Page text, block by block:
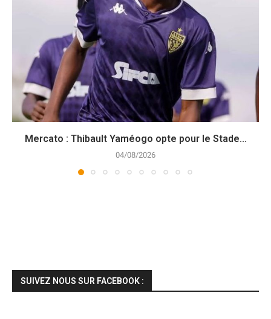
Mercato : Thibault Yaméogo opte pour le Stade...
04/08/2026
SUIVEZ NOUS SUR FACEBOOK :